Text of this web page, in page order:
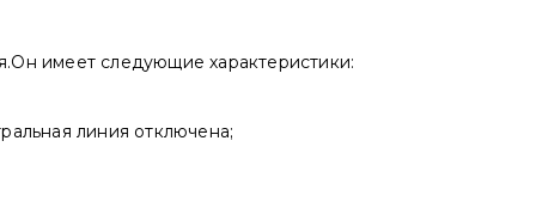
имеет следующие характеристики:
линия отключена;